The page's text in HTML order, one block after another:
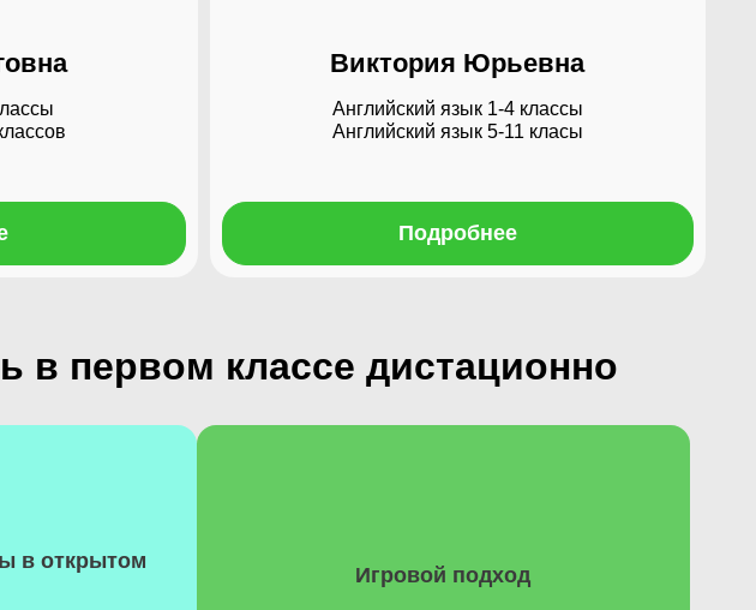
Виктория Юрьевна
Английский язык 1-4 классы
Английский язык 5-11 класы
Подробнее
в первом классе дистационно​
в открытом
Игровой подход​